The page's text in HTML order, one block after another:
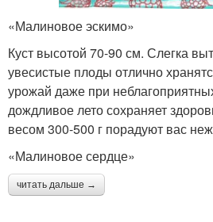
«Малиновое эскимо»
Куст высотой 70-90 см. Слегка
увесистые плоды отлично
урожай даже при
дождливое лето сохраняет
весом 300-500 г порадуют вас
«Малиновое сердце»
читать дальше →